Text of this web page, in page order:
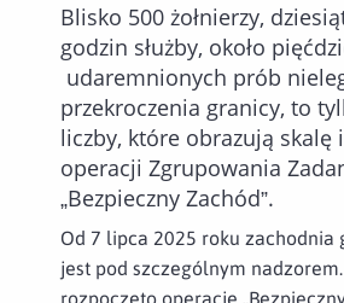
Blisko 500 żołnierzy,
godzin służby, około
udaremnionych prób
przekroczenia granicy, to
liczby, które obrazują skalę
operacji Zgrupowania
„Bezpieczny Zachód”.
Od 7 lipca 2025 roku zachodnia
jest pod szczególnym
rozpoczęto operację